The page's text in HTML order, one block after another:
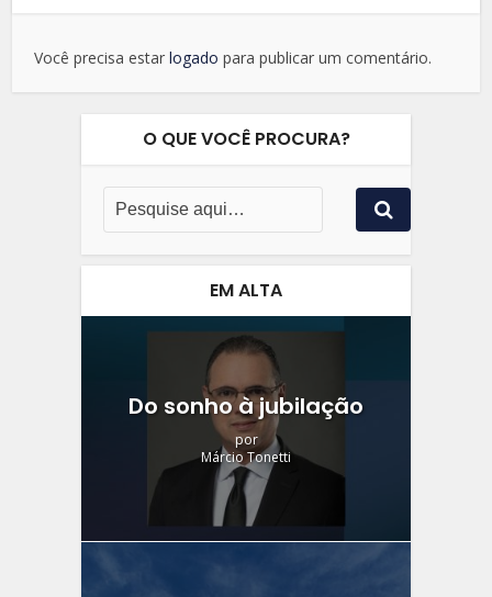
Você precisa estarlogado para publicar um comentário.
O QUE VOCÊ PROCURA?
EM ALTA
Do sonho à jubilação
por
Márcio Tonetti